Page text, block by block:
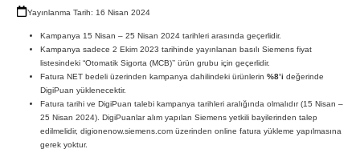
Yayınlanma Tarih: 16 Nisan 2024
Kampanya 15 Nisan – 25 Nisan 2024 tarihleri arasında geçerlidir.
Kampanya sadece 2 Ekim 2023 tarihinde yayınlanan basılı Siemens fiyat
listesindeki “Otomatik Sigorta (MCB)’’ ürün grubu için geçerlidir.
Fatura NET bedeli üzerinden kampanya dahilindeki ürünlerin %8’i değerinde
DigiPuan yüklenecektir.
Fatura tarihi ve DigiPuan talebi kampanya tarihleri aralığında olmalıdır (15 Nisan –
25 Nisan 2024). DigiPuanlar alım yapılan Siemens yetkili bayilerinden talep
edilmelidir, digionenow.siemens.com üzerinden online fatura yükleme yapılmasına
gerek yoktur.